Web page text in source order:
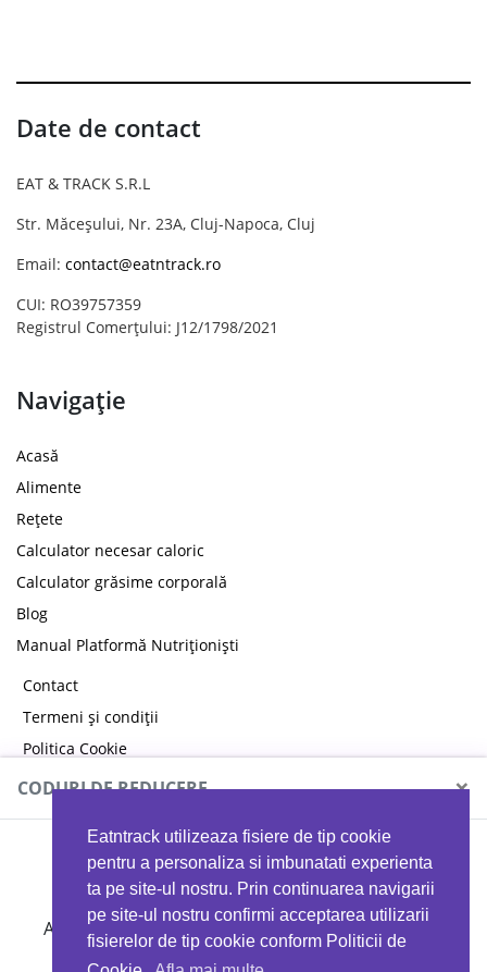
Eatntrack utilizeaza fisiere de tip cookie
pentru a personaliza si imbunatati experienta
ta pe site-ul nostru. Prin continuarea navigarii
pe site-ul nostru confirmi acceptarea utilizarii
fisierelor de tip cookie conform Politicii de
Date de contact
EAT & TRACK S.R.L
Str. Măceșului, Nr. 23A, Cluj-Napoca, Cluj
Email: contact@eatntrack.ro
CUI: RO39757359
Registrul Comerțului: J12/1798/2021
Navigație
Acasă
Alimente
Rețete
Calculator necesar caloric
Calculator grăsime corporală
Blog
Manual Platformă Nutriționiști
Contact
Termeni și condiții
Politica Cookie
Politica de confidențialitate
CODURI DE REDUCERE ×
MYPROTEIN
Ai 40%reducere la orice comandă folosind codul
EATTRACK